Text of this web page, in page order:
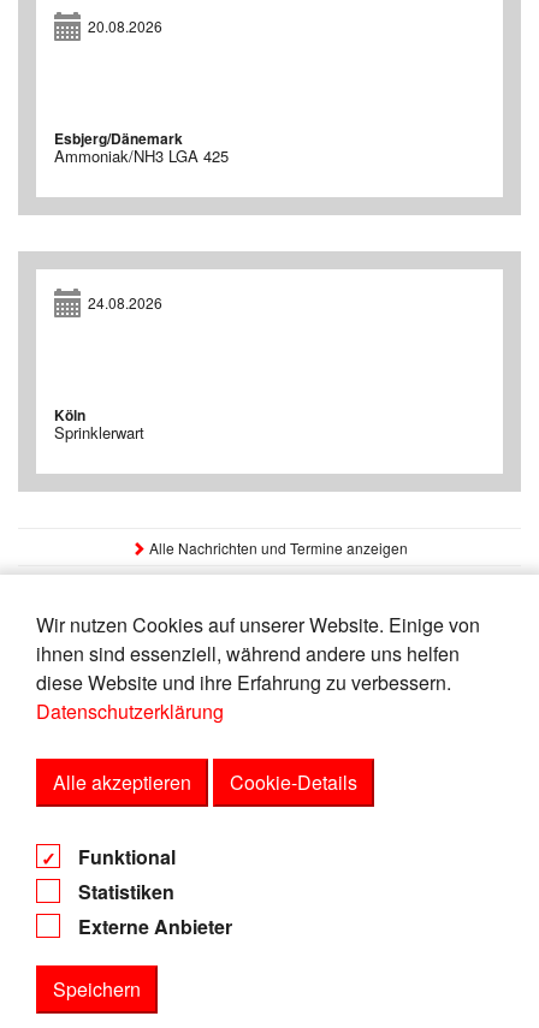
Wir nutzen Cookies auf unserer Website. Einige von
ihnen sind essenziell, während andere uns helfen
diese Website und ihre Erfahrung zu verbessern.
Datenschutzerklärung
Alle akzeptieren Cookie-Details
Funktional
Statistiken
Externe Anbieter
Speichern
20.08.2026
Esbjerg/Dänemark
Ammoniak/NH3 LGA 425
24.08.2026
Köln
Sprinklerwart
Alle Nachrichten und Termine anzeigen
Für die Anzeige dieses Inhalts ist Ihre Zustimmung (Extern
Media) erforderlich
Impressum